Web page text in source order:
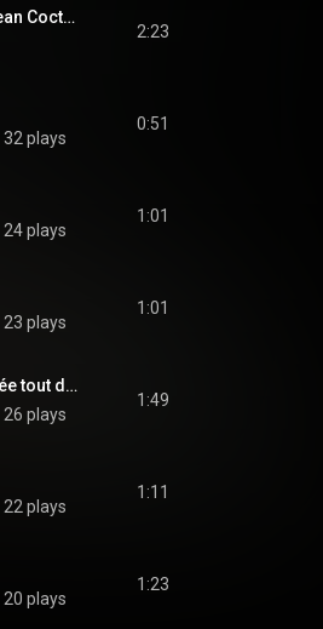
Hommage à Erik Satie (from Huit Poèmes de Jean Cocteau)
2:23
32 plays
0:51
24 plays
1:01
23 plays
1:01
La Voix Humaine: IV. Hier soir, je me suis couchée tout de suite
26 plays
1:49
22 plays
1:11
20 plays
1:23